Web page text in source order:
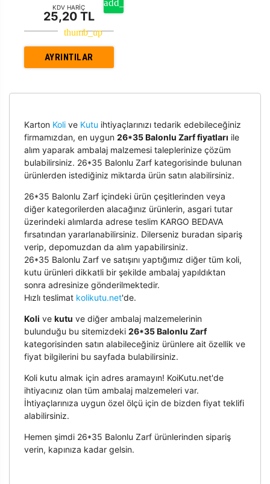
KDV HARİÇ
25,20 TL
AYRINTILAR
Karton Kolive Kutu ihtiyaçlarınızı tedarik edebileceğiniz
firmamızdan, en uygun 26*35 Balonlu Zarf fiyatları ile
alım yaparak ambalaj malzemesi taleplerinize çözüm
bulabilirsiniz. 26*35 Balonlu Zarf kategorisinde bulunan
ürünlerden istediğiniz miktarda ürün satın alabilirsiniz.
26*35 Balonlu Zarf içindeki ürün çeşitlerinden veya
diğer kategorilerden alacağınız ürünlerin, asgari tutar
üzerindeki alımlarda adrese teslim KARGO BEDAVA
fırsatından yararlanabilirsiniz. Dilerseniz buradan sipariş
verip, depomuzdan da alım yapabilirsiniz.
26*35 Balonlu Zarf ve satışını yaptığımız diğer tüm koli,
kutu ürünleri dikkatli bir şekilde ambalaj yapıldıktan
sonra adresinize gönderilmektedir.
Hızlı teslimat kolikutu.net'de.
Koli ve kutu ve diğer ambalaj malzemelerinin
bulunduğu bu sitemizdeki 26*35 Balonlu Zarf
kategorisinden satın alabileceğiniz ürünlere ait özellik ve
fiyat bilgilerini bu sayfada bulabilirsiniz.
Koli kutu almak için adres aramayın! KoiKutu.net'de
ihtiyacınız olan tüm ambalaj malzemeleri var.
İhtiyaçlarınıza uygun özel ölçü için de bizden fiyat teklifi
alabilirsiniz.
Hemen şimdi 26*35 Balonlu Zarf ürünlerinden sipariş
verin, kapınıza kadar gelsin.